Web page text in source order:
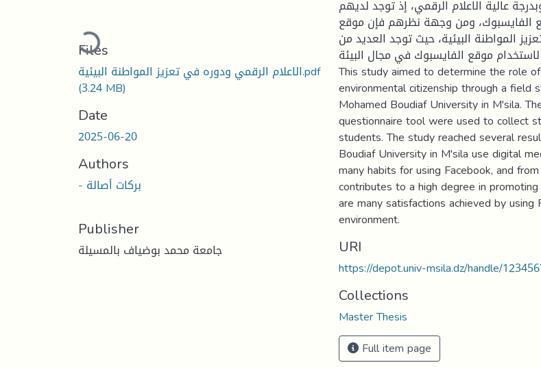
Loading...
Files
الاعلام الرقمي ودوره في تعزيز المواطنة البيئية.pdf
(3.24 MB)
Date
2025-06-20
Authors
- بركات أصالة
Publisher
جامعة محمد بوضياف بالمسيلة
عالية الاعلام الرقمي، إذ توجد لديهم
الفايسبوك، ومن وجهة نظرهم فإن موقع
المواطنة البيئية، حيث توجد العديد من
موقع الفايسبوك في مجال البيئة.
This study aimed to determine the role
environmental citizenship through a
Mohamed Boudiaf University in M'sila.
questionnaire tool were used to collect
students. The study reached several
Boudiaf University in M'sila use digital
many habits for using Facebook, and
contributes to a high degree in
are many satisfactions achieved by
environment.
URI
https://depot.univ-msila.dz/handle/
Collections
Master Thesis
Full item page